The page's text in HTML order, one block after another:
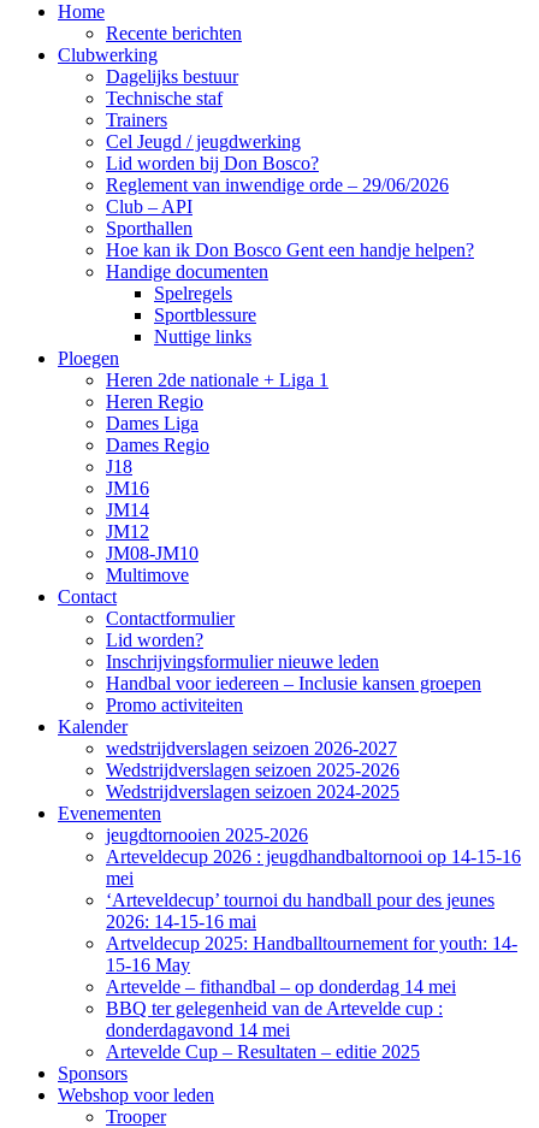
Home
Recente berichten
Clubwerking
Dagelijks bestuur
Technische staf
Trainers
Cel Jeugd / jeugdwerking
Lid worden bij Don Bosco?
Reglement van inwendige orde – 29/06/2026
Club – API
Sporthallen
Hoe kan ik Don Bosco Gent een handje helpen?
Handige documenten
Spelregels
Sportblessure
Nuttige links
Ploegen
Heren 2de nationale + Liga 1
Heren Regio
Dames Liga
Dames Regio
J18
JM16
JM14
JM12
JM08-JM10
Multimove
Contact
Contactformulier
Lid worden?
Inschrijvingsformulier nieuwe leden
Handbal voor iedereen – Inclusie kansen groepen
Promo activiteiten
Kalender
wedstrijdverslagen seizoen 2026-2027
Wedstrijdverslagen seizoen 2025-2026
Wedstrijdverslagen seizoen 2024-2025
Evenementen
jeugdtornooien 2025-2026
Arteveldecup 2026 : jeugdhandbaltornooi op 14-15-16
mei
‘Arteveldecup’ tournoi du handball pour des jeunes
2026: 14-15-16 mai
Artveldecup 2025: Handballtournement for youth: 14-
15-16 May
Artevelde – fithandbal – op donderdag 14 mei
BBQ ter gelegenheid van de Artevelde cup :
donderdagavond 14 mei
Artevelde Cup – Resultaten – editie 2025
Sponsors
Webshop voor leden
Trooper